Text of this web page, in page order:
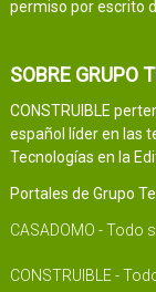
permiso por escrito
SOBRE GRUPO
CONSTRUIBLE
español líder en las
Tecnologías en la
Portales de Grupo
CASADOMO - Todo
CONSTRUIBLE -